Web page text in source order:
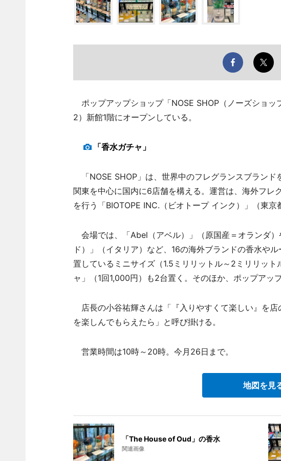
ポップアップショップ「NOSE SHOP（ノーズショッ
2）新館1階にオープンしている。
「香水ガチャ」
「NOSE SHOP」は、世界中のフレグランスブランド
関東を中心に国内に6店舗を構える。運営は、海外フレ
を行う「BIOTOPE INC.（ビオトープ インク）」（東京
会場では、「Abel（アベル）」（原国産＝オランダ
ド）」（イタリア）など、16の海外ブランドの香水や
置しているミニサイズ（1.5ミリリットル～2ミリリッ
ャ」（1回1,000円）も2台置く。そのほか、ポップアッ
店長の小谷祐輝さんは「『入りやすくて楽しい』を
を楽しんでもらえたら」と呼び掛ける。
営業時間は10時～20時。今月26日まで。
地図を見
「The House of Oud」の香水
関連画像